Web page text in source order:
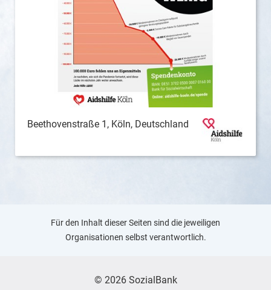
Beethovenstraße 1, Köln, Deutschland
Für den Inhalt dieser Seiten sind die jeweiligen
Organisationen selbst verantwortlich.
© 2026 SozialBank